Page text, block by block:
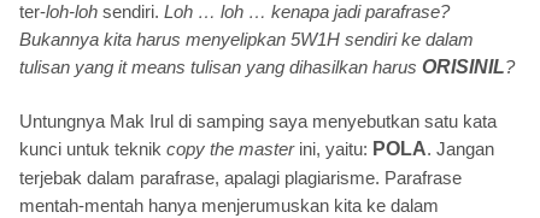
ter-loh-loh sendiri. Loh … loh … kenapa jadi parafrase?
Bukannya kita harus menyelipkan 5W1H sendiri ke dalam
tulisan yang it means tulisan yang dihasilkan harus ORISINIL?
Untungnya Mak Irul di samping saya menyebutkan satu kata
kunci untuk teknik copy the master ini, yaitu: POLA. Jangan
terjebak dalam parafrase, apalagi plagiarisme. Parafrase
mentah-mentah hanya menjerumuskan kita ke dalam